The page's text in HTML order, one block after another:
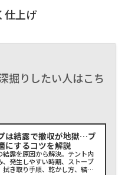
仕上げ
掘りしたい人はこち
は結露で撤収が地獄…ブ
にするコツを解説
結露を原因から解決。テント内
、発生しやすい時期、ストーブ
拭き取り手順、乾かし方、結露